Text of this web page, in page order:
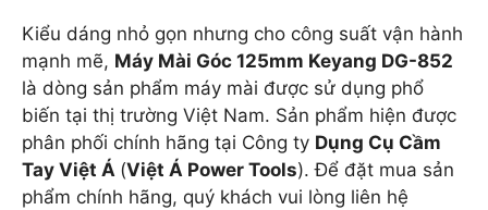
Kiểu dáng nhỏ gọn nhưng cho công suất vận hành
mạnh mẽ, Máy Mài Góc 125mm Keyang DG-852
là dòng sản phẩm máy mài được sử dụng phổ
biến tại thị trường Việt Nam. Sản phẩm hiện được
phân phối chính hãng tại Công ty Dụng Cụ Cầm
Tay Việt Á (Việt Á Power Tools). Để đặt mua sản
phẩm chính hãng, quý khách vui lòng liên hệ